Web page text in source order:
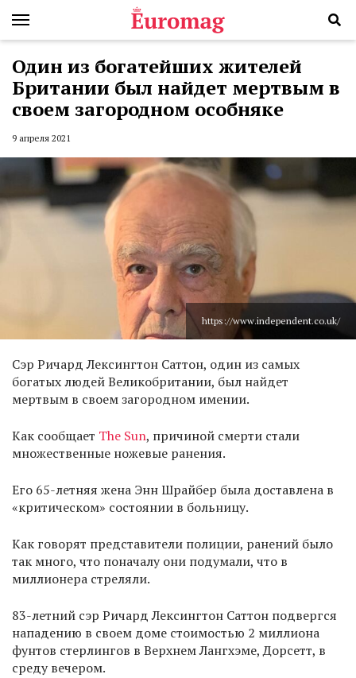
Один из богатейших жителей
Британии был найдет мертвым в
своем загородном особняке
9 апреля 2021
https://www.independent.co.uk/
Сэр Ричард Лексингтон Саттон, один из самых
богатых людей Великобритании, был найдет
мертвым в своем загородном имении.
Как сообщает The Sun, причиной смерти стали
множественные ножевые ранения.
Его 65-летняя жена Энн Шрайбер была доставлена ​​в
«критическом» состоянии в больницу.
Как говорят представители полиции, ранений было
так много, что поначалу они подумали, что в
миллионера стреляли.
83-летний сэр Ричард Лексингтон Саттон подвергся
нападению в своем доме стоимостью 2 миллиона
фунтов стерлингов в Верхнем Лангхэме, Дорсетт, в
среду вечером.